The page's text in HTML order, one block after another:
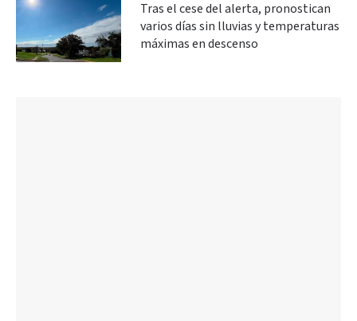
Tras el cese del alerta, pronostican
varios días sin lluvias y temperaturas
máximas en descenso